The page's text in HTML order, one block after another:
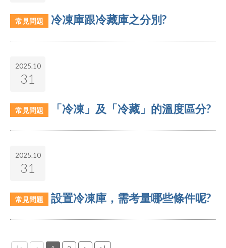
常見問題 冷凍庫跟冷藏庫之分別?
2025.10
31
常見問題 「冷凍」及「冷藏」的溫度區分?
2025.10
31
常見問題 設置冷凍庫，需考量哪些條件呢?